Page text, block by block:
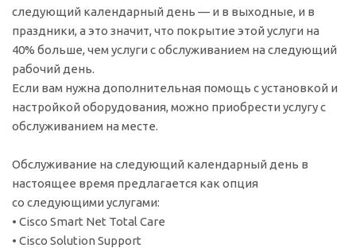
следующий календарный день — и в выходные, и в
праздники, а это значит, что покрытие этой услуги на
40% больше, чем услуги с обслуживанием на следующий
рабочий день.
Если вам нужна дополнительная помощь с установкой и
настройкой оборудования, можно приобрести услугу с
обслуживанием на месте.
Обслуживание на следующий календарный день в
настоящее время предлагается как опция
со следующими услугами:
• Cisco Smart Net Total Care
• Cisco Solution Support